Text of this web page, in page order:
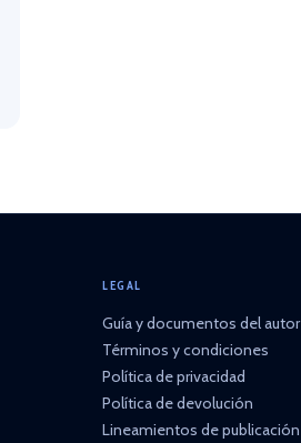
LEGAL
Guía y documentos del autor
Términos y condiciones
Política de privacidad
Política de devolución
Lineamientos de publicación